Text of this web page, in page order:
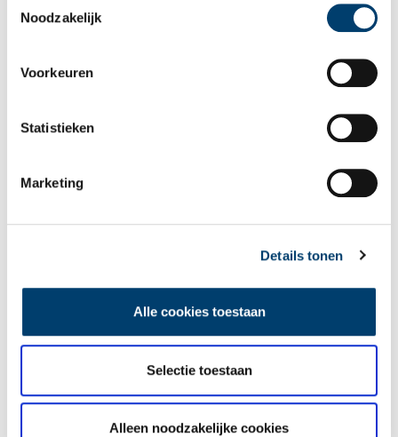
Noodzakelijk
Voorkeuren
Statistieken
Marketing
Details tonen
Alle cookies toestaan
Selectie toestaan
Alleen noodzakelijke cookies
Wilt u op de hoogte blijven van de mooiste verhalen en het
laatste erfgoednieuws? Schrijf u dan nu in voor onze
privacybeleid
Aanvullingen
Vul deze informatie aan of geef een reactie.